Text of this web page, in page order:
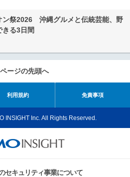
ン祭2026 沖縄グルメと伝統芸能、野
きる3日間
ページの先頭へ
利用規約 免責事項
INSIGHT Inc. All Rights Reserved.
セキュリティ事業について